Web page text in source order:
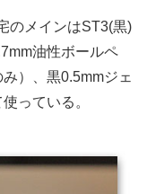
のメインはST3(黒)
油性ボールペ
）、黒0.5mmジェ
っている。